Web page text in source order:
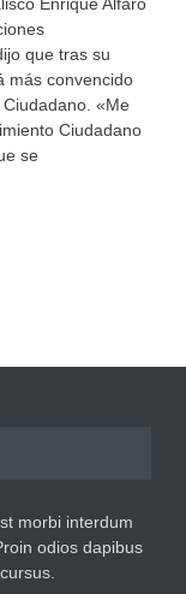
que tras su
más convencido
«Me
Ciudadano
se
morbi interdum
odios dapibus